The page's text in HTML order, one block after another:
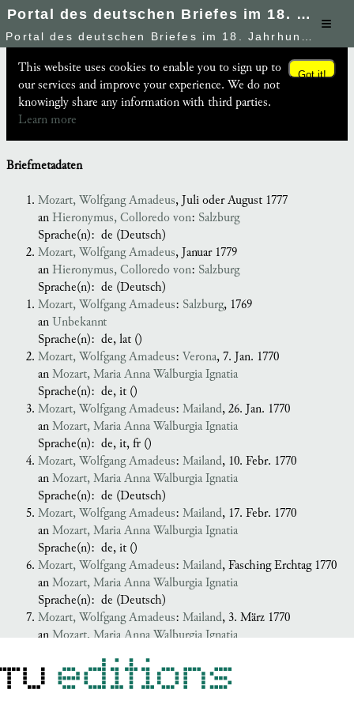
Portal des deutschen Briefes im 18. Jahrhundert ≡
This website uses cookies to enable you to sign up to
our services and improve your experience. We do not
knowingly share any information with third parties.
Learn more
Got it!
Briefmetadaten
Mozart, Wolfgang Amadeus, Juli oder August 1777
anHieronymus, Colloredo von: Salzburg
Sprache(n): de (Deutsch)
Mozart, Wolfgang Amadeus, Januar 1779
anHieronymus, Colloredo von: Salzburg
Sprache(n): de (Deutsch)
Mozart, Wolfgang Amadeus: Salzburg, 1769
anUnbekannt
Sprache(n): de, lat ()
Mozart, Wolfgang Amadeus: Verona, 7. Jan. 1770
anMozart, Maria Anna Walburgia Ignatia
Sprache(n): de, it ()
Mozart, Wolfgang Amadeus: Mailand, 26. Jan. 1770
anMozart, Maria Anna Walburgia Ignatia
Sprache(n): de, it, fr ()
Mozart, Wolfgang Amadeus: Mailand, 10. Febr. 1770
anMozart, Maria Anna Walburgia Ignatia
Sprache(n): de (Deutsch)
Mozart, Wolfgang Amadeus: Mailand, 17. Febr. 1770
anMozart, Maria Anna Walburgia Ignatia
Sprache(n): de, it ()
Mozart, Wolfgang Amadeus: Mailand, Fasching Erchtag 1770
anMozart, Maria Anna Walburgia Ignatia
Sprache(n): de (Deutsch)
Mozart, Wolfgang Amadeus: Mailand, 3. März 1770
an Mozart, Maria Anna Walburgia Ignatia
Mozart, Wolfgang Amadeus: Bologna, 24. März 1770
an
Mozart, Maria Anna Walburgia Ignatia